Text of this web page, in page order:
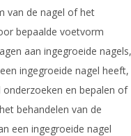
van de nagel of het
bepaalde voetvorm
aan ingegroeide nagels,
ingegroeide nagel heeft,
en bepalen of
behandelen van de
een ingegroeide nagel